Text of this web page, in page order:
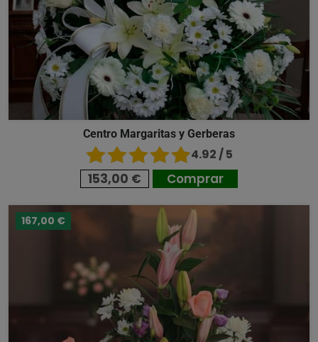
Centro Margaritas y Gerberas
4.92 / 5
153,00 € Comprar
167,00 €